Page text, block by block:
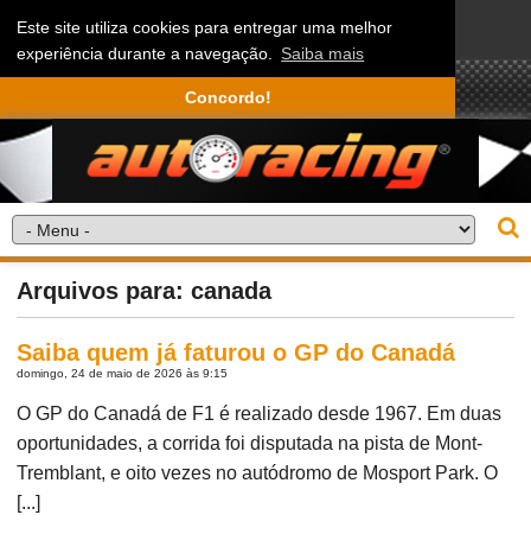
Este site utiliza cookies para entregar uma melhor
experiência durante a navegação. Saiba mais
Concordo!
Arquivos para: canada
Saiba quem já faturou o GP do Canadá
domingo, 24 de maio de 2026 às 9:15
O GP do Canadá de F1 é realizado desde 1967. Em duas
oportunidades, a corrida foi disputada na pista de Mont-
Tremblant, e oito vezes no autódromo de Mosport Park. O
[...]